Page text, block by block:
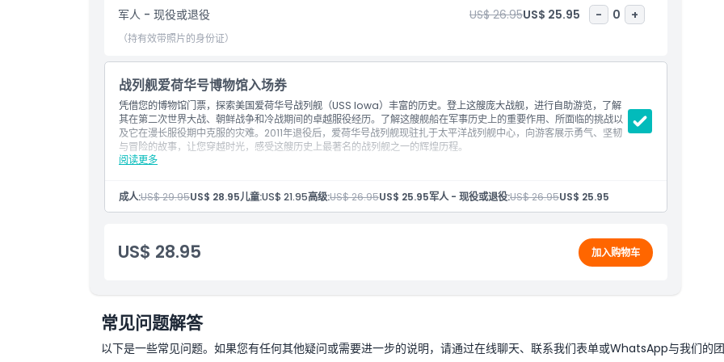
取消政策
军人 - 现役或退役 US$ 26.95US$ 25.95 - 0 +
（持有效带照片的身份证）
战列舰爱荷华号博物馆入场券
凭借您的博物馆门票，探索美国爱荷华号战列舰（USS Iowa）丰富的历史。登上这艘庞大战舰，进行自助游览，了解
其在第二次世界大战、朝鲜战争和冷战期间的卓越服役经历。了解这艘舰船在军事历史上的重要作用、所面临的挑战以
及它在漫长服役期中克服的灾难。2011年退役后，爱荷华号战列舰现驻扎于太平洋战列舰中心，向游客展示勇气、坚韧
与冒险的故事，让您穿越时光，感受这艘历史上最著名的战列舰之一的辉煌历程。
阅读更多
成人:US$ 29.95US$ 28.95儿童:US$ 21.95高级:US$ 26.95US$ 25.95军人 - 现役或退役:US$ 26.95US$ 25.95
US$ 28.95 加入购物车
常见问题解答
以下是一些常见问题。如果您有任何其他疑问或需要进一步的说明，请通过在线聊天、联系我们表单或WhatsApp与我们的团